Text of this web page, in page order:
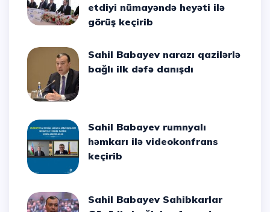
etdiyi nümayəndə heyəti ilə
görüş keçirib
Sahil Babayev narazı qazilərlə
bağlı ilk dəfə danışdı
Sahil Babayev rumnyalı
həmkarı ilə videokonfrans
keçirib
Sahil Babayev Sahibkarlar